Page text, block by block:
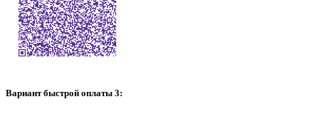
Вариант быстрой оплаты 3: